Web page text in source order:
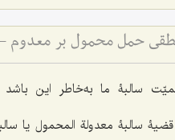
سالبۀ ما به‌خاطر این
سالبۀ معدولة المحمول یا